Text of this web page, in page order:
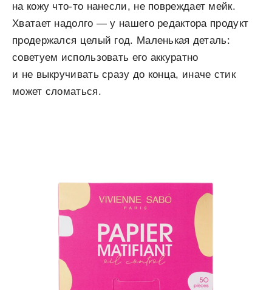
на кожу что-то нанесли, не повреждает мейк.
Хватает надолго — у нашего редактора продукт
продержался целый год. Маленькая деталь:
советуем использовать его аккуратно
и не выкручивать сразу до конца, иначе стик
может сломаться.